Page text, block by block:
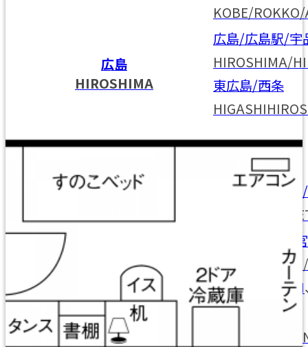
KOBE/
広島
HIROSHIMA
広島/広島駅/宇
HIROSHIMA/
東広島/西条
Find by area
北海道/札幌
札幌/江別/当
SAPPORO/
SENDAI/AOMORI/YAMAGATA
仙台/泉/長町/
SENDAI/
弘前HIROSAKI
首都圏全域
SHUTOKEN